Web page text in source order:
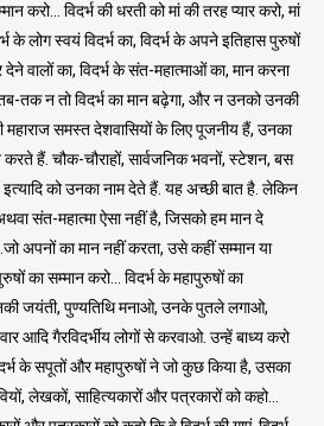
करो… विदर्भ की धरती को मां की तरह प्यार करो, मां
के लोग स्वयं विदर्भ का, विदर्भ के अपने इतिहास पुरुषों
देने वालों का, विदर्भ के संत-महात्माओं का, मान करना
तक न तो विदर्भ का मान बढ़ेगा, और न उनको उनकी
महाराज समस्त देशवासियों के लिए पूजनीय हैं, उनका
करते हैं. चौक-चौराहों, सार्वजनिक भवनों, स्टेशन, बस
को उनका नाम देते हैं. यह अच्छी बात है. लेकिन
संत-महात्मा ऐसा नहीं है, जिसको हम मान दे
अपनों का मान नहीं करता, उसे कहीं सम्मान या
का सम्मान करो… विदर्भ के महापुरुषों का
जयंती, पुण्यतिथि मनाओ, उनके पुतले लगाओ,
आदि गैरविदर्भीय लोगों से करवाओ. उन्हें बाध्य करो
के सपूतों और महापुरुषों ने जो कुछ किया है, उसका
लेखकों, साहित्यकारों और पत्रकारों को कहो…